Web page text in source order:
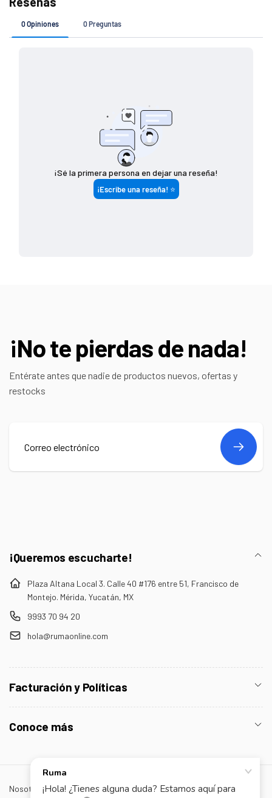
$ 7 5 0 - $ 1 4 4 9
¡No te pierdas de nada!
Entérate antes que nadie de productos nuevos, ofertas y
restocks
Correo
¡Queremos escucharte!
Plaza Altana Local 3. Calle 40 #176 entre 51, Francisco de
Montejo. Mérida, Yucatán, MX
9993 70 94 20
hola@rumaonline.com
Facturación y Políticas
Conoce más
Nosotros ¡Contáctanos!